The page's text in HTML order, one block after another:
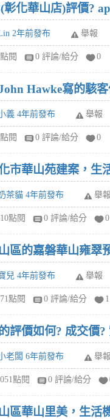
彰化華山店)評價?
2年前發布 舉報
閱 0 評論/給分 0
Hawke寫的駭
義 4年前發布 舉報
閱 0 評論/給分 0
市華山苑建案，生
茶貓 4年前發布 舉報
點閱 0 評論/給分 0
區的嘉磐華山雍翠
兒 4年前發布 舉報
點閱 0 評論/給分 1
評價如何? 成交價
老闆 6年前發布 舉報
點閱 0 評論/給分
區華山里美，生活